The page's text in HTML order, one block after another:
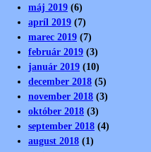
máj 2019 (6)
apríl 2019 (7)
marec 2019 (7)
február 2019 (3)
január 2019 (10)
december 2018 (5)
november 2018 (3)
október 2018 (3)
september 2018 (4)
august 2018 (1)